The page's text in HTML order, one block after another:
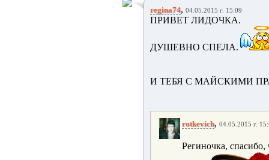
regina74, 04.05.2015 г. 15:09
ПРИВЕТ ЛИДОЧКА.
ДУШЕВНО СПЕЛА.
И ТЕБЯ С МАЙСКИМИ
rotkevich, 04.05.2015 г.
Региночка,